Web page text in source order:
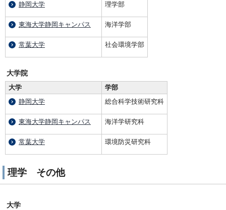
静岡大学
理学部
東海大学静岡キャンパス 海洋学部
常葉大学 社会環境学部
大学院
大学
学部
静岡大学
総合科学技術研究科
東海大学静岡キャンパス 海洋学研究科
常葉大学 環境防災研究科
理学 その他
大学